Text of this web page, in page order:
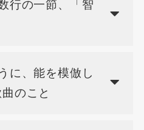
行の一節、「智
に、能を模倣し
のこと